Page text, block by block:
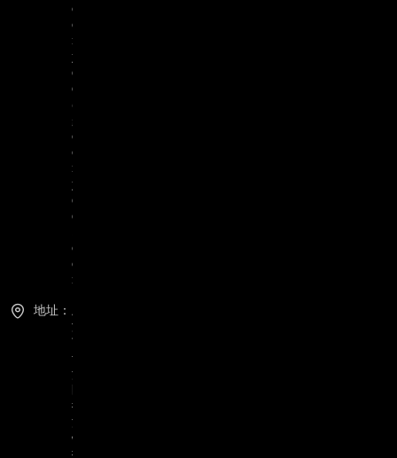
o
o
r
y
e
e
@
g
o
o
r
y
e
e
c
o
m
地址： 上
海
市
青
浦
徐
泾
镇
徐